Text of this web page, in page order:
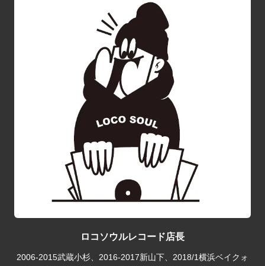
ロコソウルレコード店長
2006-2015武蔵小杉、2016-2017新山下、2018/1横浜ベイクォ